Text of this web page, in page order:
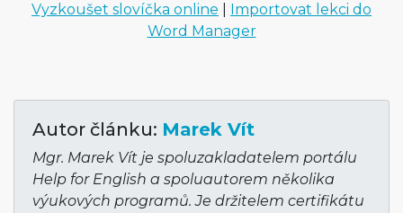
Vyzkoušet slovíčka online
Importovat lekci do
Word Manager
Autor článku: Marek Vít
Mgr. Marek Vít je spoluzakladatelem portálu
Help for English a spoluautorem několika
výukových programů. Je držitelem certifikátu